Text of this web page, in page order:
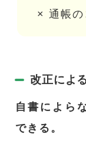
× 通帳の
改正によ
自書によら
できる。